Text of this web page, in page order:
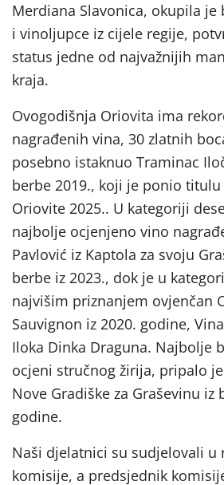
Merdiana Slavonica, okupila
i vinoljupce iz cijele regije,
status jedne od najvažnijih
kraja.
Ovogodišnja Oriovita ima
nagrađenih vina, 30 zlatnih
posebno istaknuo Traminac
berbe 2019., koji je ponio
Oriovite 2025.. U kategoriji
najbolje ocjenjeno vino
Pavlović iz Kaptola za svoju
berbe iz 2023., dok je u
najvišim priznanjem ovjenčan
Sauvignon iz 2020. godine,
Iloka Dinka Draguna. Najbolje
ocjeni stručnog žirija, pripalo
Nove Gradiške za Graševinu iz
godine.
Naši djelatnici su sudjelovali u
komisije, a predsjednik